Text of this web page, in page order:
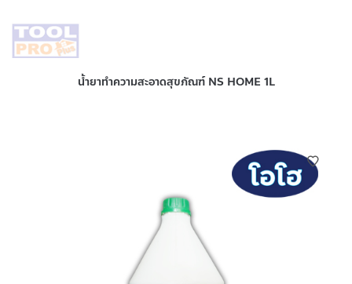
น้ำยาทำความสะอาดสุขภัณฑ์ NS HOME 1L